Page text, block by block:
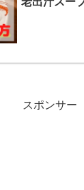
スポンサー